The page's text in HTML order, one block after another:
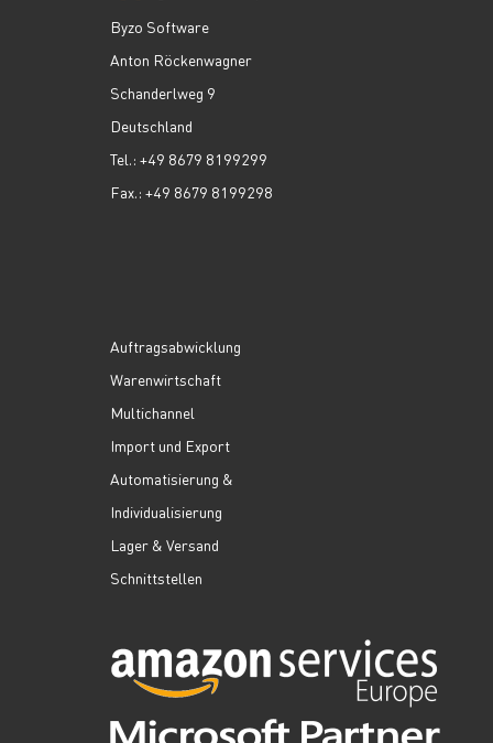
Byzo Software
Anton Röckenwagner
Schanderlweg 9
Deutschland
Tel.: +49 8679 8199299
Fax.: +49 8679 8199298
Auftragsabwicklung
Warenwirtschaft
Multichannel
Import und Export
Automatisierung &
Individualisierung
Lager & Versand
Schnittstellen